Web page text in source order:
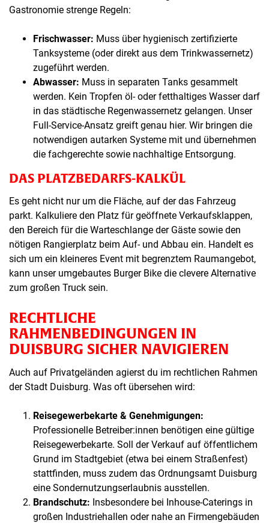
Gastronomie strenge Regeln:
Frischwasser: Muss über hygienisch zertifizierte
Tanksysteme (oder direkt aus dem Trinkwassernetz)
zugeführt werden.
Abwasser: Muss in separaten Tanks gesammelt
werden. Kein Tropfen öl- oder fetthaltiges Wasser darf
in das städtische Regenwassernetz gelangen. Unser
Full-Service-Ansatz greift genau hier. Wir bringen die
notwendigen autarken Systeme mit und übernehmen
die fachgerechte sowie nachhaltige Entsorgung.
DAS PLATZBEDARFS-KALKÜL
Es geht nicht nur um die Fläche, auf der das Fahrzeug
parkt. Kalkuliere den Platz für geöffnete Verkaufsklappen,
den Bereich für die Warteschlange der Gäste sowie den
nötigen Rangierplatz beim Auf- und Abbau ein. Handelt es
sich um ein kleineres Event mit begrenztem Raumangebot,
kann unser umgebautes Burger Bike die clevere Alternative
zum großen Truck sein.
RECHTLICHE
RAHMENBEDINGUNGEN IN
DUISBURG SICHER NAVIGIEREN
Auch auf Privatgeländen agierst du im rechtlichen Rahmen
der Stadt Duisburg. Was oft übersehen wird:
Reisegewerbekarte & Genehmigungen:
Professionelle Betreiber:innen benötigen eine gültige
Reisegewerbekarte. Soll der Verkauf auf öffentlichem
Grund im Stadtgebiet (etwa bei einem Straßenfest)
stattfinden, muss zudem das Ordnungsamt Duisburg
eine Sondernutzungserlaubnis ausstellen.
Brandschutz: Insbesondere bei Inhouse-Caterings in
großen Industriehallen oder nahe an Firmengebäuden